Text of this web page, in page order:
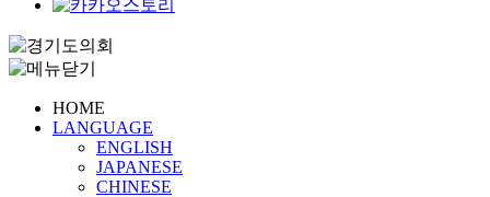
HOME
LANGUAGE
ENGLISH
JAPANESE
CHINESE